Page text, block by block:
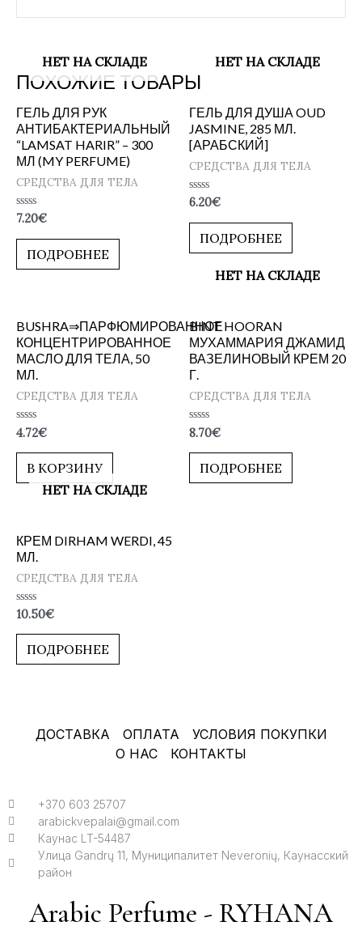
ПОХОЖИЕ ТОВАРЫ
НЕТ НА СКЛАДЕ
ГЕЛЬ ДЛЯ РУК
АНТИБАКТЕРИАЛЬНЫЙ
“LAMSAT HARIR” – 300
МЛ (MY PERFUME)
СРЕДСТВА ДЛЯ ТЕЛА
Оценка
из
7.20€
ПОДРОБНЕЕ
НЕТ НА СКЛАДЕ
ГЕЛЬ ДЛЯ ДУША OUD
JASMINE, 285 МЛ.
[АРАБСКИЙ]
СРЕДСТВА ДЛЯ ТЕЛА
Оценка
из
6.20€
ПОДРОБНЕЕ
BUSHRA⇒ПАРФЮМИРОВАННОЕ
КОНЦЕНТРИРОВАННОЕ
МАСЛО ДЛЯ ТЕЛА, 50
МЛ.
СРЕДСТВА ДЛЯ ТЕЛА
Оценка
из
4.72€
В КОРЗИНУ
НЕТ НА СКЛАДЕ
BINT HOORAN
МУХАММАРИЯ ДЖАМИД
ВАЗЕЛИНОВЫЙ КРЕМ 20
Г.
СРЕДСТВА ДЛЯ ТЕЛА
Оценка
из
8.70€
ПОДРОБНЕЕ
НЕТ НА СКЛАДЕ
КРЕМ DIRHAM WERDI, 45
МЛ.
СРЕДСТВА ДЛЯ ТЕЛА
Оценка
из
10.50€
ПОДРОБНЕЕ
ДОСТАВКА ОПЛАТА
УСЛОВИЯ ПОКУПКИ
О НАС
КОНТАКТЫ
+370 603 25707
arabickvepalai@gmail.com
Каунас LT-54487
Улица Gandrų 11, Муниципалитет Neveronių, Каунасский
район
Arabic Perfume - RYHANA